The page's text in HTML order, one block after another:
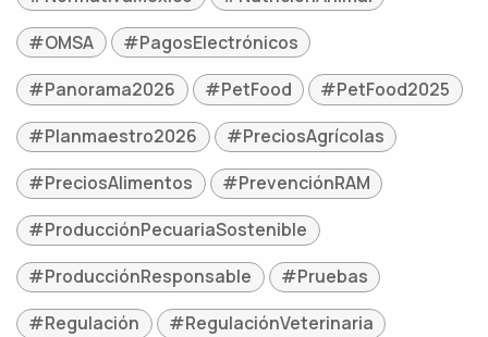
#OMSA
#PagosElectrónicos
#Panorama2026
#PetFood
#PetFood2025
#Planmaestro2026
#PreciosAgrícolas
#PreciosAlimentos
#PrevenciónRAM
#ProducciónPecuariaSostenible
#ProducciónResponsable
#Pruebas
#Regulación
#RegulaciónVeterinaria